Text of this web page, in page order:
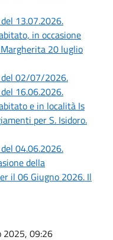
13.07.2026.
in occasione
20 luglio
del 02/07/2026.
16.06.2026.
e in località Is
per S. Isidoro.
04.06.2026.
della
il 06 Giugno 2026. Il
2025, 09:26